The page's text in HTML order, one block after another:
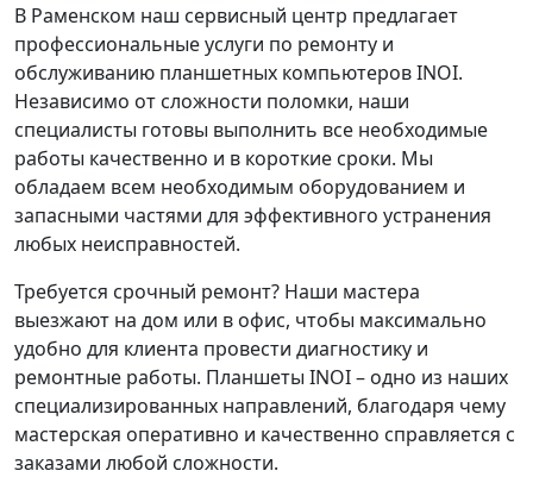
В Раменском наш сервисный центр предлагает
профессиональные услуги по ремонту и
обслуживанию планшетных компьютеров INOI.
Независимо от сложности поломки, наши
специалисты готовы выполнить все необходимые
работы качественно и в короткие сроки. Мы
обладаем всем необходимым оборудованием и
запасными частями для эффективного устранения
любых неисправностей.
Требуется срочный ремонт? Наши мастера
выезжают на дом или в офис, чтобы максимально
удобно для клиента провести диагностику и
ремонтные работы. Планшеты INOI – одно из наших
специализированных направлений, благодаря чему
мастерская оперативно и качественно справляется с
заказами любой сложности.